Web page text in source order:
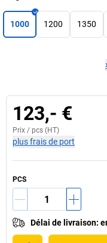
1000 1200 1350
123,- €
Prix / pcs (HT)
plus frais de port
PCS
Délai de livraison: